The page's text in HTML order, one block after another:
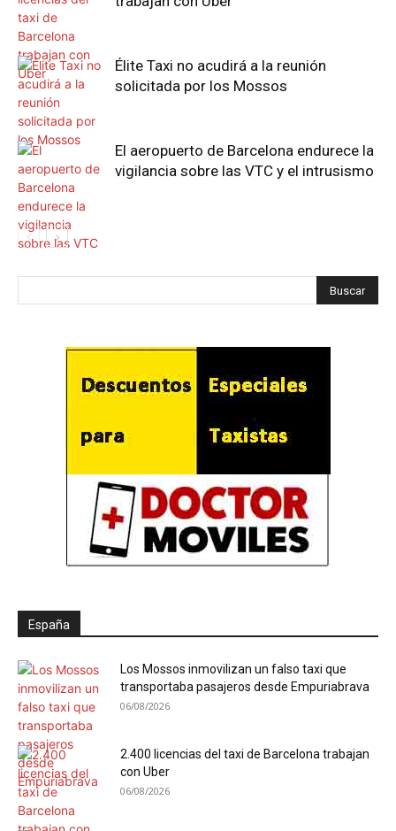
Élite Taxi no acudirá a la reunión
solicitada por los Mossos
El aeropuerto de Barcelona endurece la
vigilancia sobre las VTC y el intrusismo
España
Los Mossos inmovilizan un falso taxi que
transportaba pasajeros desde Empuriabrava
06/08/2026
2.400 licencias del taxi de Barcelona trabajan
con Uber
06/08/2026